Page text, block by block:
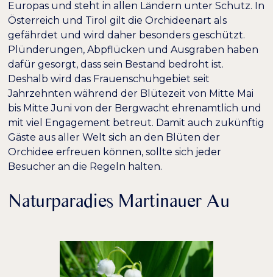
Europas und steht in allen Ländern unter Schutz. In
Österreich und Tirol gilt die Orchideenart als
gefährdet und wird daher besonders geschützt.
Plünderungen, Abpflücken und Ausgraben haben
dafür gesorgt, dass sein Bestand bedroht ist.
Deshalb wird das Frauenschuhgebiet seit
Jahrzehnten während der Blütezeit von Mitte Mai
bis Mitte Juni von der Bergwacht ehrenamtlich und
mit viel Engagement betreut. Damit auch zukünftig
Gäste aus aller Welt sich an den Blüten der
Orchidee erfreuen können, sollte sich jeder
Besucher an die Regeln halten.
Naturparadies Martinauer Au